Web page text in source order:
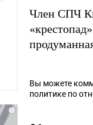
Член СПЧ
Вы можете
политике по